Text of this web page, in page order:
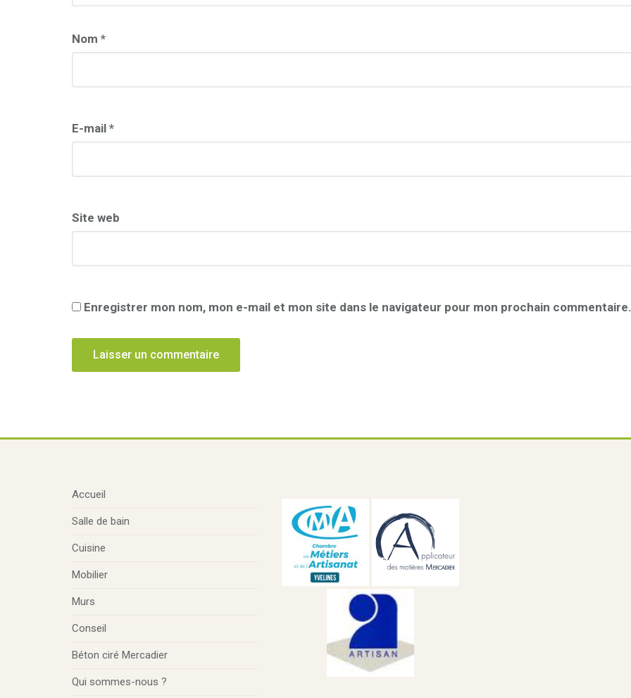
Nom *
E-mail *
Site web
Enregistrer mon nom, mon e-mail et mon site dans le navigateur pour mon prochain commentaire.
Accueil
Salle de bain
Cuisine
Mobilier
Murs
Conseil
Béton ciré Mercadier
Qui sommes-nous ?